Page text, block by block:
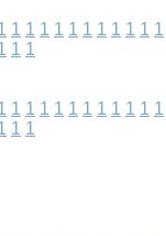
1 1 1 1 1 1 1 1 1 1 1
1 1
1 1 1 1 1 1 1 1 1 1 1
1 1